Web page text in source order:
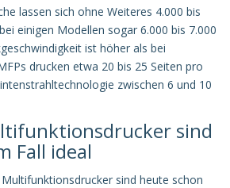
lassen sich ohne Weiteres 4.000 bis
einigen Modellen sogar 6.000 bis 7.000
ist höher als bei
drucken etwa 20 bis 25 Seiten pro
zwischen 6 und 10
sind
Fall ideal
sind heute schon